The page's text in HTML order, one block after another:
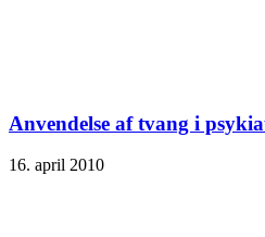
Anvendelse af tvang i
16. april 2010